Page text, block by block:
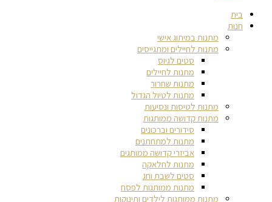
בית
חנות
מתנות במיתוג אישי
מתנות לחיילים ומתגייסים
סטים לגיוס
מתנות לחיילים
מתנות שחרור
מתנות לטיול הגדול
מתנות לטיסות ונסיעות
מתנות קדושה ממותגות
סידורים וברכונים
מתנות למתחתנים
אביזרי קדושה ממותגים
מתנות לחלאקה
סטים לשבת וחג
מתנות ממותגות לפסח
מתנות ממותגות לילדים ותינוקות